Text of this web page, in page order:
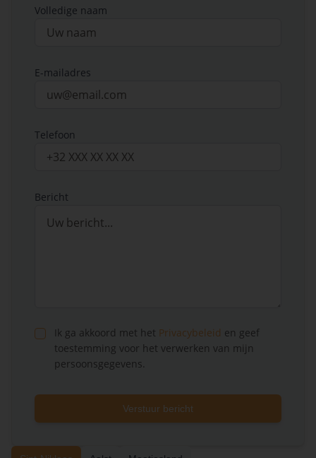
Volledige naam
E-mailadres
Telefoon
Bericht
Ik ga akkoord met het Privacybeleid en geef
toestemming voor het verwerken van mijn
persoonsgegevens.
Verstuur bericht